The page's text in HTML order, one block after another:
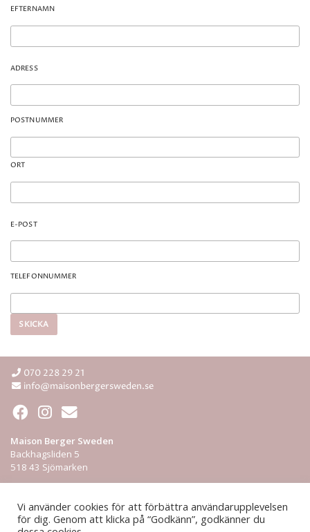
EFTERNAMN
ADRESS
POSTNUMMER
ORT
E-POST
TELEFONNUMMER
070 228 29 21
info@maisonbergersweden.se
Maison Berger Sweden
Backhagsliden 5
518 43 Sjömarken
ÅF-login
Vi använder cookies för att förbättra användarupplevelsen
för dig. Genom att klicka på “Godkänn”, godkänner du